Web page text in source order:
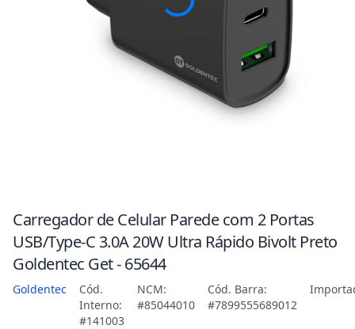
Carregador de Celular Parede com 2 Portas
USB/Type-C 3.0A 20W Ultra Rápido Bivolt Preto
Goldentec Get - 65644
Goldentec
Cód.
Interno:
#141003
NCM:
#85044010
Cód. Barra:
#7899555689012